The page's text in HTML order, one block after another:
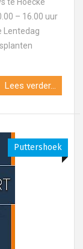
– 16.00 uur
Lentedag
Lees verder...
Puttershoek